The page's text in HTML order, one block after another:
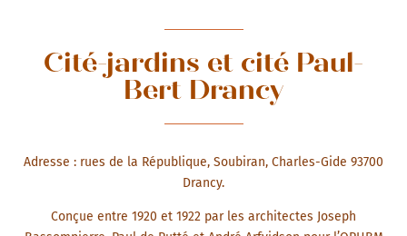
Cité-jardins et cité Paul-
Bert Drancy
Adresse : rues de la République, Soubiran, Charles-Gide 93700
Drancy.
Conçue entre 1920 et 1922 par les architectes Joseph